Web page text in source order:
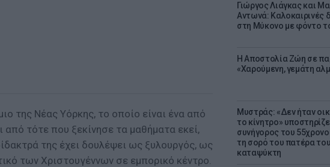
Γιώργος Λιάγκας και
Αντωνά: Καλοκαιρινές
στη Μύκονο με φόντο
Η Αποστολία Ζώη σε
«Χαρούμενη, γεμάτη
Μυστράς: «Δεν ήταν
το κίνητρο»
συνήγορος του
τη σορό του πατέρα
καταψύκτη
της Νέας Υόρκης, το οποίο είναι ένα από
από τότε που ξεκίνησε τα μαθήματα εκεί,
της έχει δουλέψει ως ξυλουργός, ως
των Χριστουγέννων σε εμπορικό κέντρο.